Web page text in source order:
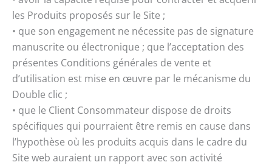
les Produits proposés sur le Site ;
• que son engagement ne nécessite pas de signature
manuscrite ou électronique ; que l’acceptation des
présentes Conditions générales de vente et
d’utilisation est mise en œuvre par le mécanisme du
Double clic ;
• que le Client Consommateur dispose de droits
spécifiques qui pourraient être remis en cause dans
l’hypothèse où les produits acquis dans le cadre du
Site web auraient un rapport avec son activité